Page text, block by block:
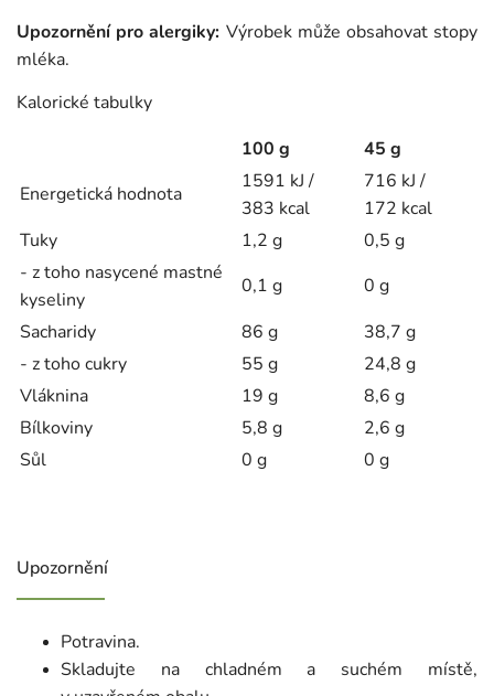
Upozornění pro alergiky: Výrobek může obsahovat stopy
mléka.
Kalorické tabulky
100 g
45 g
Energetická hodnota
1591 kJ /
383 kcal
716 kJ /
172 kcal
Tuky
1,2 g
0,5 g
- z toho nasycené mastné
kyseliny
0,1 g
0 g
Sacharidy
86 g
38,7 g
- z toho cukry
55 g
24,8 g
Vláknina
19 g
8,6 g
Bílkoviny
5,8 g
2,6 g
Sůl
0 g 0 g
Upozornění
Potravina.
Skladujte na chladném a suchém místě,